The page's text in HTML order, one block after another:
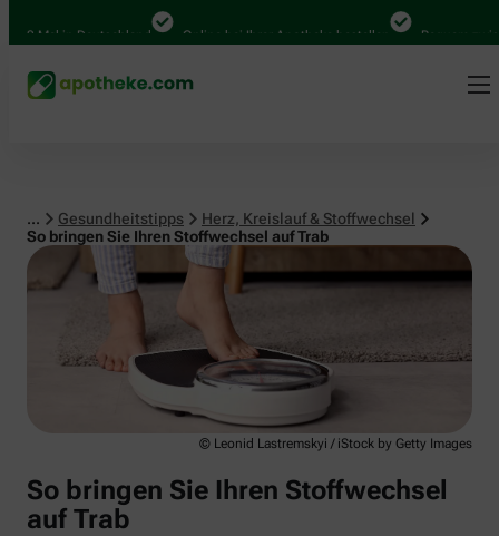
Mal in Deutschland Online bei Ihrer Apotheke bestellen Bequem
... Gesundheitstipps
Herz, Kreislauf & Stoffwechsel
So bringen Sie Ihren Stoffwechsel auf Trab
Herz, Kreislauf & Stoffwechsel
© Leonid Lastremskyi / iStock by Getty Images
So bringen Sie Ihren Stoffwechsel
auf Trab